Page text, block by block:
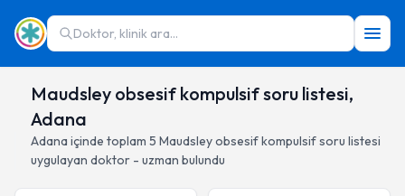
Doktor, klinik ara...
Maudsley obsesif kompulsif soru listesi,
Adana
Adana içinde toplam 5 Maudsley obsesif kompulsif soru listesi
uygulayan doktor - uzman bulundu